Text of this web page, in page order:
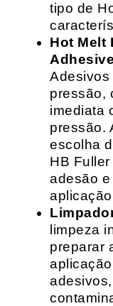
tipo de
Hot Melt
Adesivos
pressão,
imediata
pressão.
escolha
HB
adesão
limpeza
preparar